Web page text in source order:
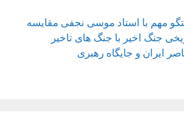
مهم با استاد موسی نجفی مقایسه
جنگ اخیر با جنگ های تاخیر
ایران و جایگاه رهبری